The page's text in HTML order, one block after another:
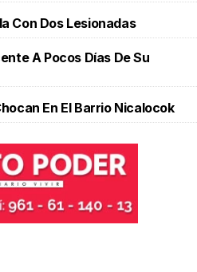
Con Dos Lesionadas
A Pocos Días De Su
En El Barrio Nicalocok